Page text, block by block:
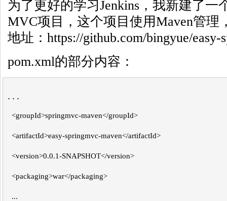
为了更好的学习Jenkins，我新建了一
MVC项目，这个项目使用Maven管理
地址：https://github.com/bingyue/easy-
pom.xml的部分内容：
...
<groupId>springmvc-maven</groupId>
<artifactId>easy-springmvc-maven</artifactId>
<version>0.0.1-SNAPSHOT</version>
<packaging>war</packaging>
...